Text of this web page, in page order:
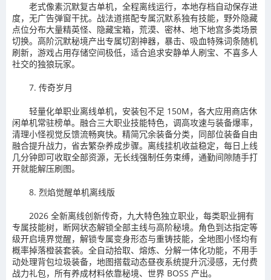
老式像素沉默复古单机，全程离线运行，本地存档自动保存进
度，无广告弹窗干扰。战法道搭配专属沉默系独有技能，野外隐藏
点位分布大量精英怪、隐藏宝箱，荒漠、密林、地下地宫多类场景
切换。高阶沉默秘境产出专属切割神器，暴击、吸血特殊词条随机
刷新，游戏占用存储空间极低，适合追求安静单人刷宝、不喜多人
社交的独狼玩家。
7. 传奇岁月
轻量化单职业离线单机，安装包不足 150M，各大应用商店休
闲单机常驻榜单。融合三大职业技能特色，调高攻速与装备爆率，
清理小怪视觉反馈流畅爽快。精简冗余装备分类，同部位装备自由
融合提升战力，省去繁杂养成步骤。离线挂机收益稳定，每日上线
几分钟即可收取全部资源，无长线强制任务束缚，通勤间隙随手打
开就能解压刷图。
8. 烈焰觉醒单机离线版
2026 全新离线创新传奇，九大特色独立职业，每类职业拥有
专属技能树，断网状态解锁全部主线与高阶秘境。角色到达指定等
级开启境界觉醒，解锁专属变身形态与重铸技能，全地图小怪均有
概率掉落橙装套装。全自动拾取、熔炼、分解一体化功能，不用手
动处理背包垃圾装备，地图搭载动态昼夜系统提升沉浸感，无付费
战力礼包，所有养成材料依靠秘境、世界 BOSS 产出。